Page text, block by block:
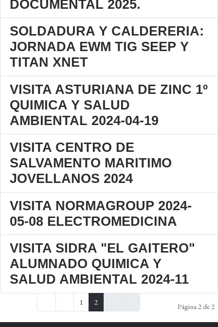
DOCUMENTAL 2025.
SOLDADURA Y CALDERERIA:
JORNADA EWM TIG SEEP Y
TITAN XNET
VISITA ASTURIANA DE ZINC 1º
QUIMICA Y SALUD
AMBIENTAL 2024-04-19
VISITA CENTRO DE
SALVAMENTO MARITIMO
JOVELLANOS 2024
VISITA NORMAGROUP 2024-
05-08 ELECTROMEDICINA
VISITA SIDRA "EL GAITERO"
ALUMNADO QUIMICA Y
SALUD AMBIENTAL 2024-11
Página 2 de 2
1 2